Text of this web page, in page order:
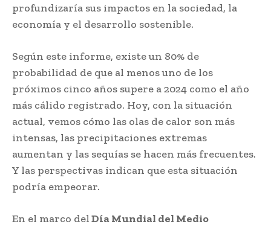
profundizaría sus impactos en la sociedad, la
economía y el desarrollo sostenible.
Según este informe, existe un 80% de
probabilidad de que al menos uno de los
próximos cinco años supere a 2024 como el año
más cálido registrado. Hoy, con la situación
actual, vemos cómo las olas de calor son más
intensas, las precipitaciones extremas
aumentan y las sequías se hacen más frecuentes.
Y las perspectivas indican que esta situación
podría empeorar.
En el marco delDía Mundial del Medio